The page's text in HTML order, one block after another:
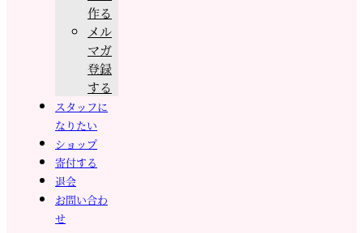
作る
メル
マガ
登録
する
スタッフに
なりたい
ショップ
寄付する
退会
お問い合わ
せ